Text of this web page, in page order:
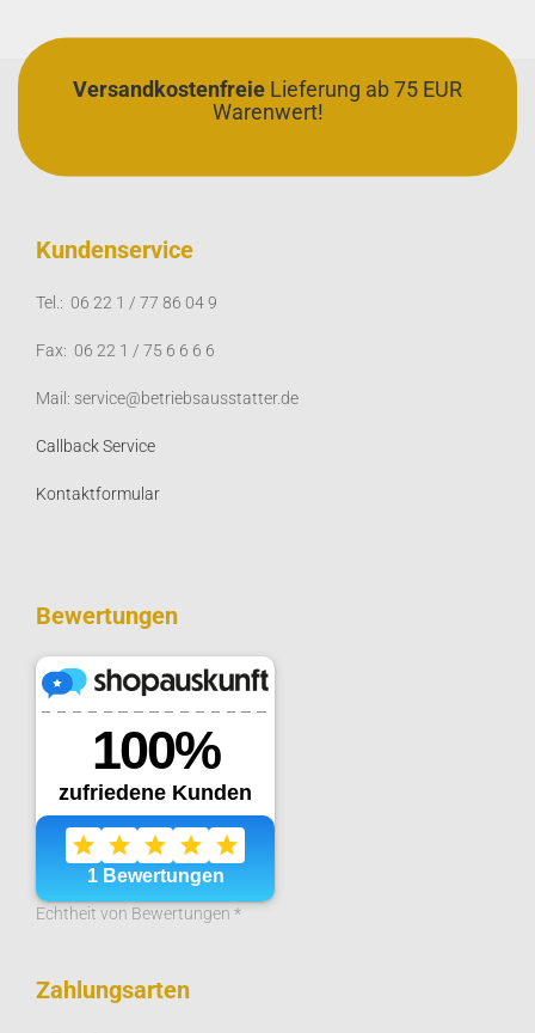
Versandkostenfreie Lieferung ab 75 EUR
Warenwert!
Kundenservice
Tel.: 06 22 1 / 77 86 04 9
Fax: 06 22 1 / 75 6 6 6 6
Mail: service@betriebsausstatter.de
Callback Service
Kontaktformular
Bewertungen
Echtheit von Bewertungen *
Zahlungsarten